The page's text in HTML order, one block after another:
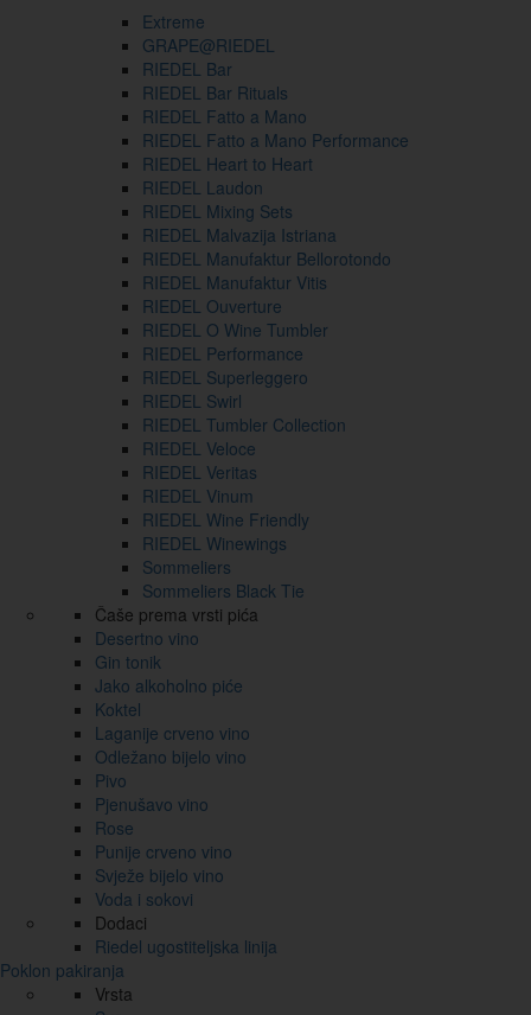
Extreme
GRAPE@RIEDEL
RIEDEL Bar
RIEDEL Bar Rituals
RIEDEL Fatto a Mano
RIEDEL Fatto a Mano Performance
RIEDEL Heart to Heart
RIEDEL Laudon
RIEDEL Mixing Sets
RIEDEL Malvazija Istriana
RIEDEL Manufaktur Bellorotondo
RIEDEL Manufaktur Vitis
RIEDEL Ouverture
RIEDEL O Wine Tumbler
RIEDEL Performance
RIEDEL Superleggero
RIEDEL Swirl
RIEDEL Tumbler Collection
RIEDEL Veloce
RIEDEL Veritas
RIEDEL Vinum
RIEDEL Wine Friendly
RIEDEL Winewings
Sommeliers
Sommeliers Black Tie
Čaše prema vrsti pića
Desertno vino
Gin tonik
Jako alkoholno piće
Koktel
Laganije crveno vino
Odležano bijelo vino
Pivo
Pjenušavo vino
Rose
Punije crveno vino
Svježe bijelo vino
Voda i sokovi
Dodaci
Riedel ugostiteljska linija
Poklon pakiranja
Vrsta